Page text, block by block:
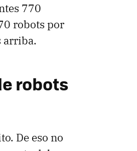
770
robots por
arriba.
robots
De eso no